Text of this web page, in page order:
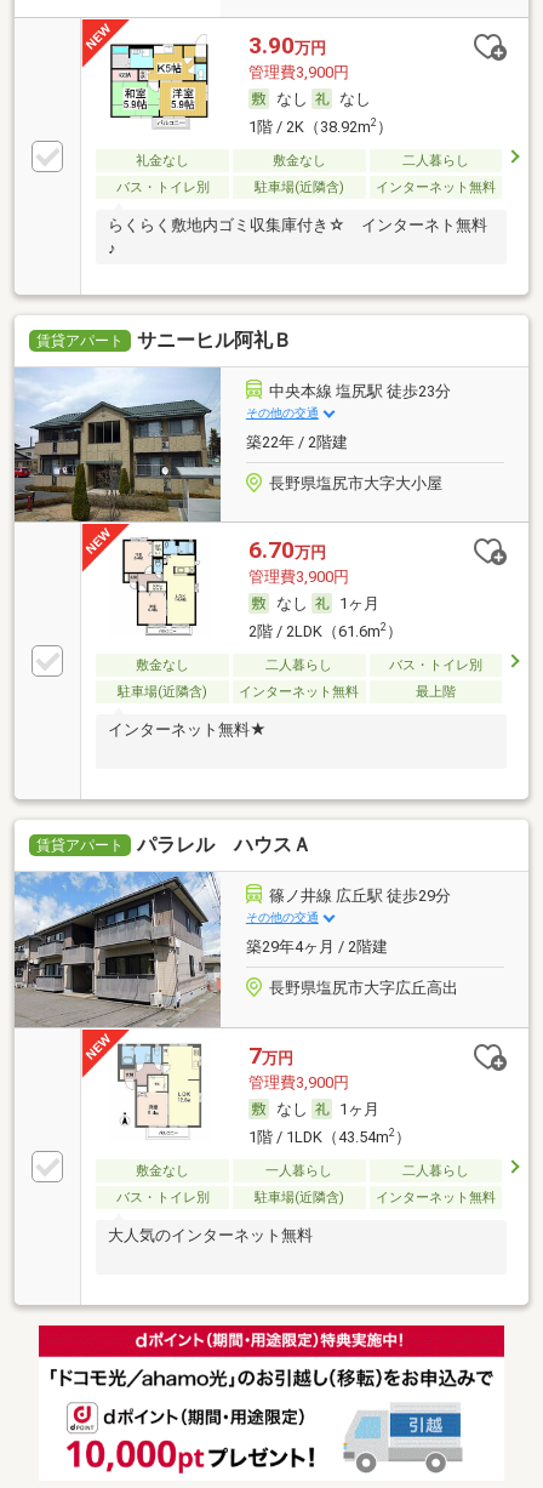
3.90万円
管理費3,900円
なし
なし
1階 / 2K（38.92m2）
礼金なし 敷金なし
二人暮らし
バス・トイレ別
駐車場(近隣含) インターネット無料
らくらく敷地内ゴミ収集庫付き☆ インターネト無料
♪
賃貸アパート サニーヒル阿礼Ｂ
中央本線 塩尻駅 徒歩23分
その他の交通
築22年 / 2階建
長野県塩尻市大字大小屋
6.70万円
管理費3,900円
なし
1ヶ月
2階 / 2LDK（61.6m2）
敷金なし 二人暮らし
バス・トイレ別
駐車場(近隣含)
インターネット無料 最上階
インターネット無料★
賃貸アパート パラレル ハウスＡ
篠ノ井線 広丘駅 徒歩29分
その他の交通
築29年4ヶ月 / 2階建
長野県塩尻市大字広丘高出
7万円
管理費3,900円
なし
1ヶ月
1階 / 1LDK（43.54m2）
敷金なし 一人暮らし
二人暮らし
バス・トイレ別
駐車場(近隣含) インターネット無料
大人気のインターネット無料